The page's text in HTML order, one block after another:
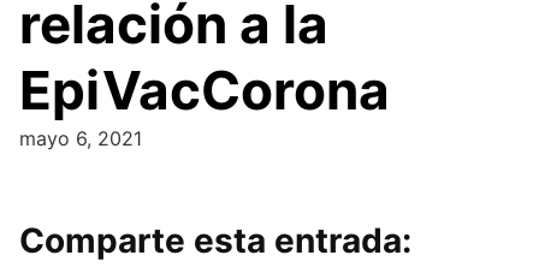
relación a la
EpiVacCorona
mayo 6, 2021
Comparte esta entrada: